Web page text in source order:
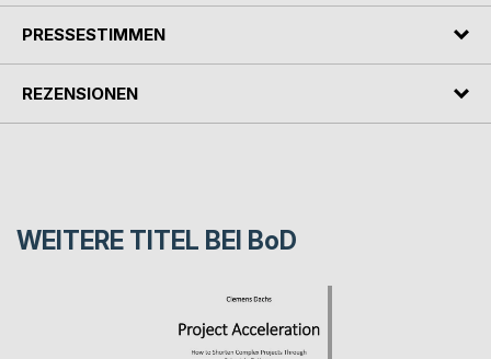
PRESSESTIMMEN
REZENSIONEN
WEITERE TITEL BEI BoD